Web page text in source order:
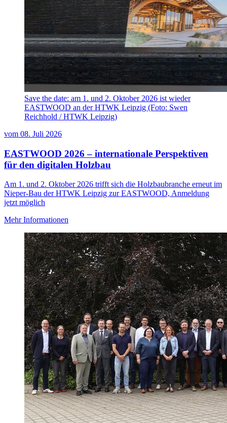
Save the date: am 1. und 2. Oktober 2026 ist wieder
EASTWOOD an der HTWK Leipzig (Foto: Swen
Reichhold / HTWK Leipzig)
vom 08. Juli 2026
EASTWOOD 2026 – internationale Perspektiven
für den digitalen Holzbau
Am 1. und 2. Oktober 2026 trifft sich die Holzbaubranche erneut im
Nieper-Bau der HTWK Leipzig zur EASTWOOD, Anmeldung
jetzt möglich
Mehr Informationen